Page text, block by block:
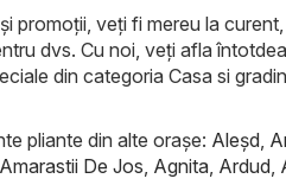
promoții, veți fi mereu la
dvs. Cu noi, veți afla
din categoria Casa si
pliante din alte orașe: Aleşd,
Amarastii De Jos, Agnita, Ardud,